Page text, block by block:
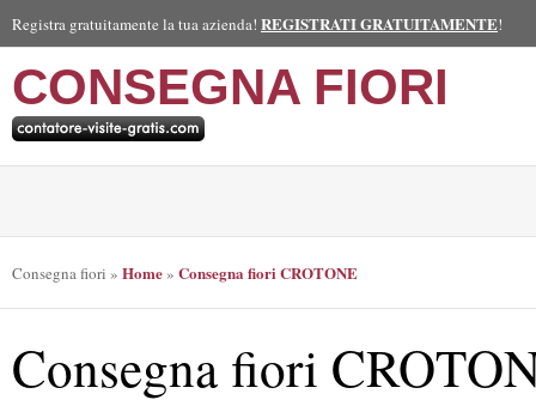
Registra gratuitamente la tua azienda! REGISTRATI GRATUITAMENTE!
CONSEGNA FIORI
Consegna fiori » Home» Consegna fiori CROTONE
Consegna fiori